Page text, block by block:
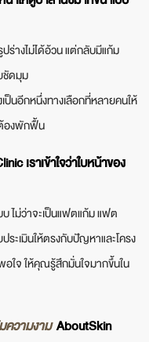
าให้ดูบาลานซ์มากขึ้น แบบ
ปร่างไม่ได้อ้วน แต่กลับมีแก้ม
ชัดมุม
ป็นอีกหนึ่งทางเลือกที่หลายคนให้
ต้องพักฟื้น
เราเข้าใจว่าใบหน้าของ
บ ไม่ว่าจะเป็นแฟตแก้ม แฟต
ระเมินให้ตรงกับปัญหาและโครง
ใจ ให้คุณรู้สึกมั่นใจมากขึ้นใน
ความงาม AboutSkin